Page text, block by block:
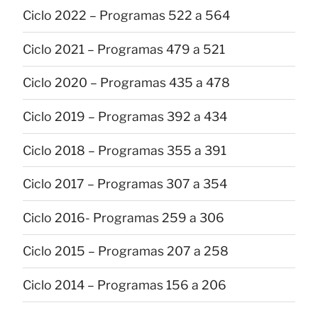
Ciclo 2022 – Programas 522 a 564
Ciclo 2021 – Programas 479 a 521
Ciclo 2020 – Programas 435 a 478
Ciclo 2019 – Programas 392 a 434
Ciclo 2018 – Programas 355 a 391
Ciclo 2017 – Programas 307 a 354
Ciclo 2016- Programas 259 a 306
Ciclo 2015 – Programas 207 a 258
Ciclo 2014 – Programas 156 a 206